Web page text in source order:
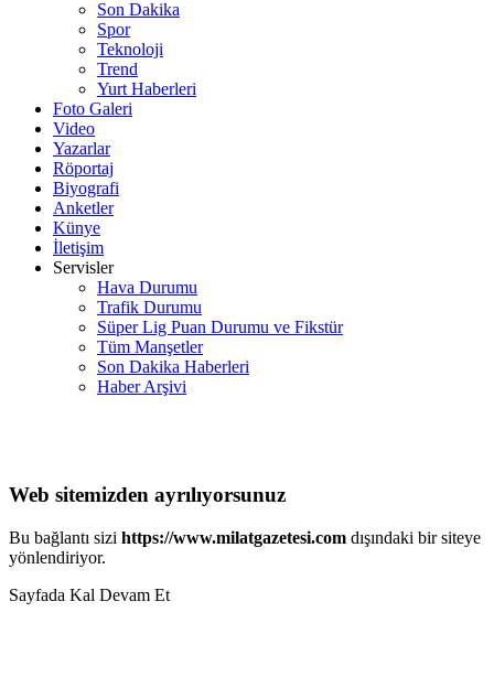
Son Dakika
Spor
Teknoloji
Trend
Yurt Haberleri
Foto Galeri
Video
Yazarlar
Röportaj
Biyografi
Anketler
Künye
İletişim
Servisler
Hava Durumu
Trafik Durumu
Süper Lig Puan Durumu ve Fikstür
Tüm Manşetler
Son Dakika Haberleri
Haber Arşivi
Web sitemizden ayrılıyorsunuz
Bu bağlantı sizi https://www.milatgazetesi.com dışındaki bir siteye
yönlendiriyor.
Sayfada Kal Devam Et